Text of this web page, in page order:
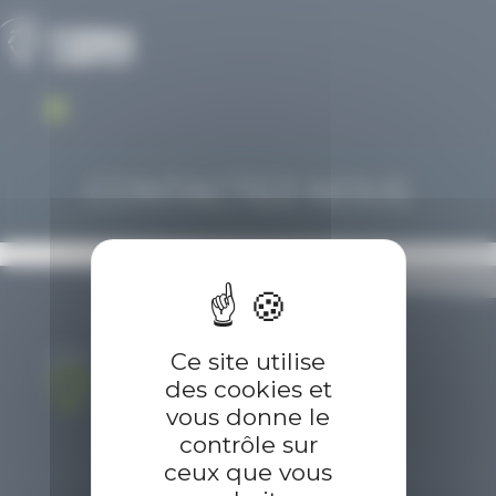
CONTACTEZ-NOUS
Ce site utilise
des cookies et
vous donne le
contrôle sur
ceux que vous